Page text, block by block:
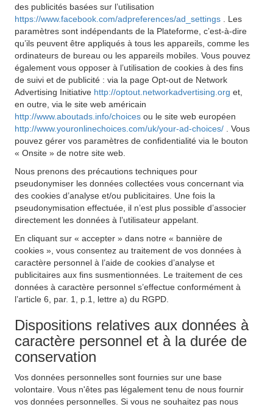
des publicités basées sur l’utilisation
https://www.facebook.com/adpreferences/ad_settings
. Les
paramètres sont indépendants de la Plateforme, c’est-à-dire
qu’ils peuvent être appliqués à tous les appareils, comme les
ordinateurs de bureau ou les appareils mobiles. Vous pouvez
également vous opposer à l’utilisation de cookies à des fins
de suivi et de publicité : via la page Opt-out de Network
Advertising Initiative http://optout.networkadvertising.org et,
en outre, via le site web américain
http://www.aboutads.info/choices ou le site web européen
http://www.youronlinechoices.com/uk/your-ad-choices/
. Vous
pouvez gérer vos paramètres de confidentialité via le bouton
« Onsite » de notre site web.
Nous prenons des précautions techniques pour
pseudonymiser les données collectées vous concernant via
des cookies d’analyse et/ou publicitaires. Une fois la
pseudonymisation effectuée, il n’est plus possible d’associer
directement les données à l’utilisateur appelant.
En cliquant sur « accepter » dans notre « bannière de
cookies », vous consentez au traitement de vos données à
caractère personnel à l’aide de cookies d’analyse et
publicitaires aux fins susmentionnées. Le traitement de ces
données à caractère personnel s’effectue conformément à
l’article 6, par. 1, p.1, lettre a) du RGPD.
Dispositions relatives aux données à
caractère personnel et à la durée de
conservation
Vos données personnelles sont fournies sur une base
volontaire. Vous n'êtes pas légalement tenu de nous fournir
vos données personnelles. Si vous ne souhaitez pas nous